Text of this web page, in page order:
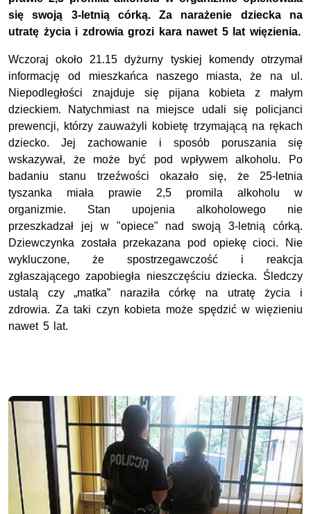
się swoją 3-letnią córką. Za narażenie dziecka na
utratę życia i zdrowia grozi kara nawet 5 lat więzienia.
Wczoraj około 21.15 dyżurny tyskiej komendy otrzymał
informację od mieszkańca naszego miasta, że na ul.
Niepodległości znajduje się pijana kobieta z małym
dzieckiem. Natychmiast na miejsce udali się policjanci
prewencji, którzy zauważyli kobietę trzymającą na rękach
dziecko. Jej zachowanie i sposób poruszania się
wskazywał, że może być pod wpływem alkoholu. Po
badaniu stanu trzeźwości okazało się, że 25-letnia
tyszanka miała prawie 2,5 promila alkoholu w
organizmie. Stan upojenia alkoholowego nie
przeszkadzał jej w "opiece" nad swoją 3-letnią córką.
Dziewczynka została przekazana pod opiekę cioci. Nie
wykluczone, że spostrzegawczość i reakcja
zgłaszającego zapobiegła nieszczęściu dziecka. Śledczy
ustalą czy „matka” naraziła córkę na utratę życia i
zdrowia. Za taki czyn kobieta może spędzić w więzieniu
nawet 5 lat.